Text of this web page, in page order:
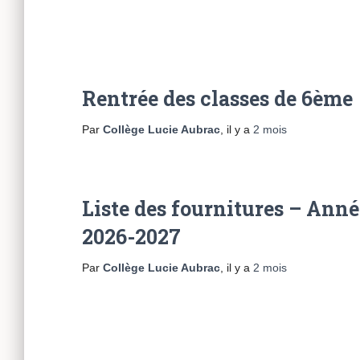
Rentrée des classes de 6ème
Par Collège Lucie Aubrac, il y a 2 mois
Liste des fournitures –
2026-2027
Par Collège Lucie Aubrac, il y a 2 mois